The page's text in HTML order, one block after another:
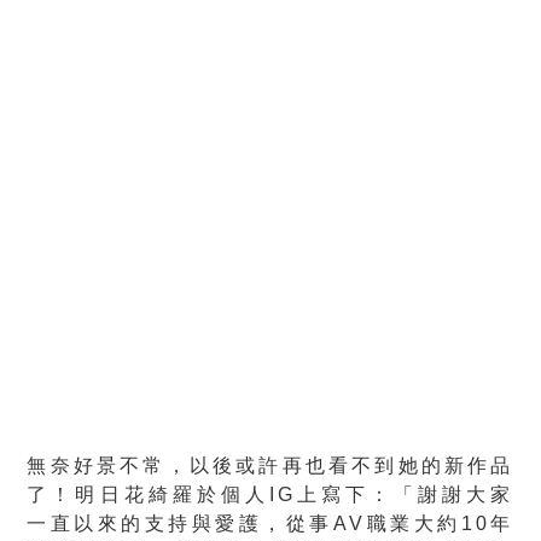
無奈好景不常，以後或許再也看不到她的新作品
了！明日花綺羅於個人IG上寫下：「謝謝大家
一直以來的支持與愛護，從事AV職業大約10年